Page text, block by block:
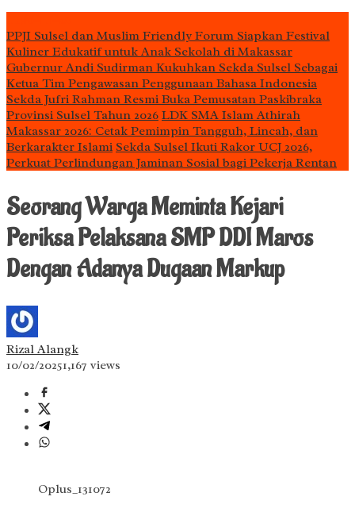
PPJI Sulsel dan Muslim Friendly Forum Siapkan Festival
Kuliner Edukatif untuk Anak Sekolah di Makassar
Gubernur Andi Sudirman Kukuhkan Sekda Sulsel Sebagai
Ketua Tim Pengawasan Penggunaan Bahasa Indonesia
Sekda Jufri Rahman Resmi Buka Pemusatan Paskibraka
Provinsi Sulsel Tahun 2026 LDK SMA Islam Athirah
Makassar 2026: Cetak Pemimpin Tangguh, Lincah, dan
Berkarakter Islami Sekda Sulsel Ikuti Rakor UCJ 2026,
Perkuat Perlindungan Jaminan Sosial bagi Pekerja Rentan
Seorang Warga Meminta Kejari
Periksa Pelaksana SMP DDI Maros
Dengan Adanya Dugaan Markup
Rizal Alangk
10/02/20251,167 views
Oplus_131072